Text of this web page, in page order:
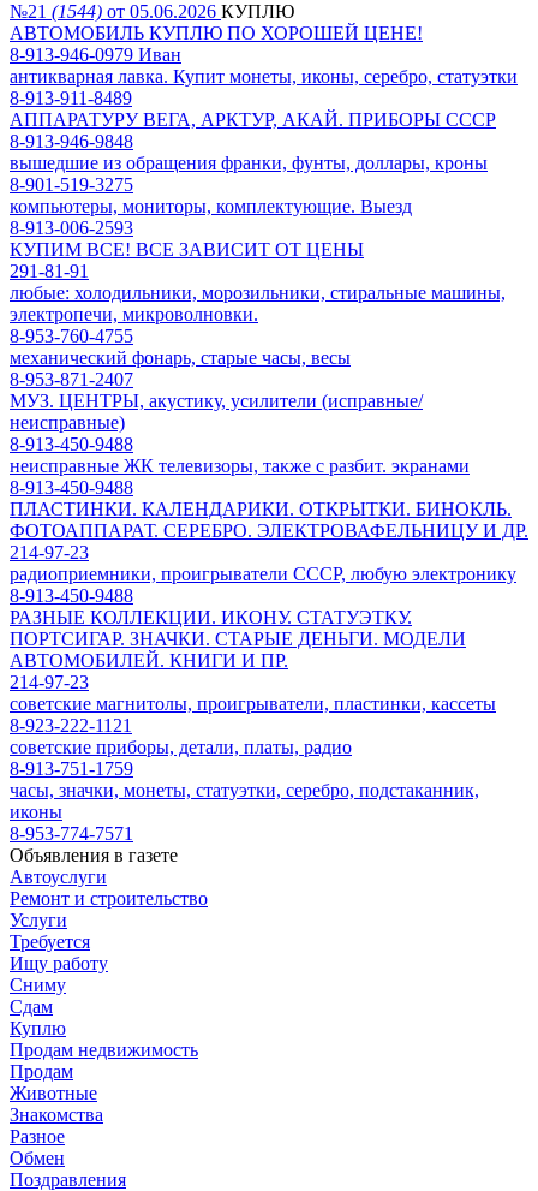
№21 (1544) от 05.06.2026 КУПЛЮ
АВТОМОБИЛЬ КУПЛЮ ПО ХОРОШЕЙ ЦЕНЕ!
8-913-946-0979 Иван
антикварная лавка. Купит монеты, иконы, серебро, статуэтки
8-913-911-8489
АППАРАТУРУ ВЕГА, АРКТУР, АКАЙ. ПРИБОРЫ СССР
8-913-946-9848
вышедшие из обращения франки, фунты, доллары, кроны
8-901-519-3275
компьютеры, мониторы, комплектующие. Выезд
8-913-006-2593
КУПИМ ВСЕ! ВСЕ ЗАВИСИТ ОТ ЦЕНЫ
291-81-91
любые: холодильники, морозильники, стиральные машины,
электропечи, микроволновки.
8-953-760-4755
механический фонарь, старые часы, весы
8-953-871-2407
МУЗ. ЦЕНТРЫ, акустику, усилители (исправные/
неисправные)
8-913-450-9488
неисправные ЖК телевизоры, также с разбит. экранами
8-913-450-9488
ПЛАСТИНКИ. КАЛЕНДАРИКИ. ОТКРЫТКИ. БИНОКЛЬ.
ФОТОАППАРАТ. СЕРЕБРО. ЭЛЕКТРОВАФЕЛЬНИЦУ И ДР.
214-97-23
радиоприемники, проигрыватели СССР, любую электронику
8-913-450-9488
РАЗНЫЕ КОЛЛЕКЦИИ. ИКОНУ. СТАТУЭТКУ.
ПОРТСИГАР. ЗНАЧКИ. СТАРЫЕ ДЕНЬГИ. МОДЕЛИ
АВТОМОБИЛЕЙ. КНИГИ И ПР.
214-97-23
советские магнитолы, проигрыватели, пластинки, кассеты
8-923-222-1121
советские приборы, детали, платы, радио
8-913-751-1759
часы, значки, монеты, статуэтки, серебро, подстаканник,
иконы
8-953-774-7571
Объявления в газете
Автоуслуги
Ремонт и строительство
Услуги
Требуется
Ищу работу
Сниму
Сдам
Куплю
Продам недвижимость
Продам
Животные
Знакомства
Разное
Обмен
Поздравления